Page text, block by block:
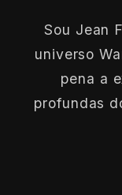
Sou Jean
universo
pena a
profundas